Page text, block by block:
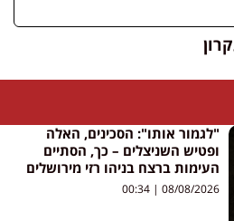
"לגמור אותו": הסכינים, האלה
ופטיש השניצלים – כך, הסתיים
העימות ברצח בניהו רזי מירושלים
08/08/2026